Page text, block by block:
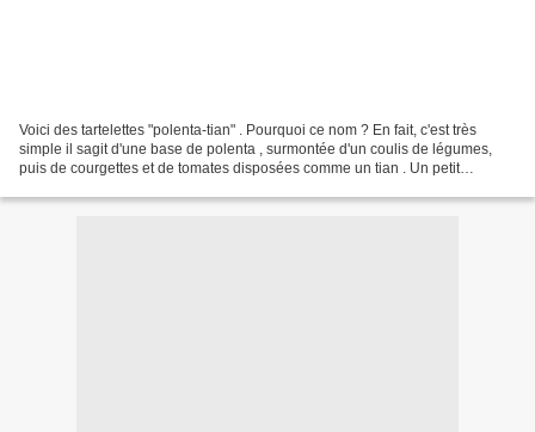
Voici des tartelettes "polenta-tian" . Pourquoi ce nom ? En fait, c'est très
simple il sagit d'une base de polenta , surmontée d'un coulis de légumes,
puis de courgettes et de tomates disposées comme un tian . Un petit